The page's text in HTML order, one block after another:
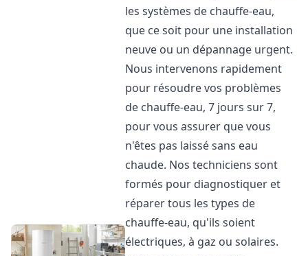
les systèmes de chauffe-eau,
que ce soit pour une installation
neuve ou un dépannage urgent.
Nous intervenons rapidement
pour résoudre vos problèmes
de chauffe-eau, 7 jours sur 7,
pour vous assurer que vous
n'êtes pas laissé sans eau
chaude. Nos techniciens sont
formés pour diagnostiquer et
réparer tous les types de
chauffe-eau, qu'ils soient
électriques, à gaz ou solaires.